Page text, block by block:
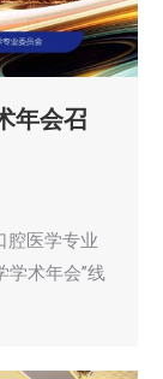
年会召
腔医学专业
学术年会”线